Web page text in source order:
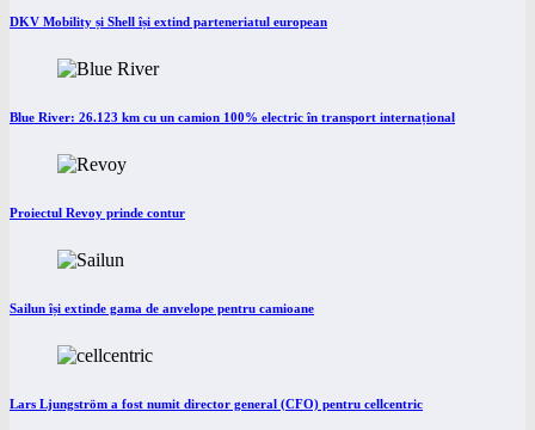
DKV Mobility și Shell își extind parteneriatul european
Blue River: 26.123 km cu un camion 100% electric în transport internațional
Proiectul Revoy prinde contur
Sailun își extinde gama de anvelope pentru camioane
Lars Ljungström a fost numit director general (CFO) pentru cellcentric